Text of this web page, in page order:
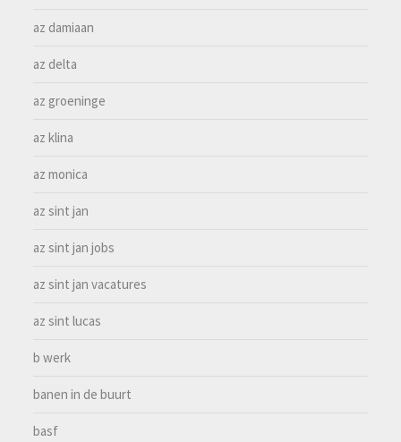
az damiaan
az delta
az groeninge
az klina
az monica
az sint jan
az sint jan jobs
az sint jan vacatures
az sint lucas
b werk
banen in de buurt
basf